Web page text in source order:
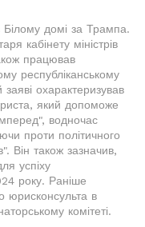
Білому домі за Трампа.
кабінету міністрів
працював
республіканському
охарактеризував
який допоможе
водночас
проти політичного
Він також зазначив,
успіху
року. Раніше
юрисконсульта в
комітеті.